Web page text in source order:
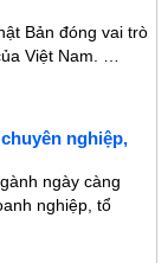
Bản đóng vai trò
Việt Nam. …
nghiệp,
ngày càng
nghiệp, tổ